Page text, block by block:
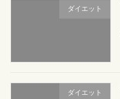
ダイエット
ダイエット